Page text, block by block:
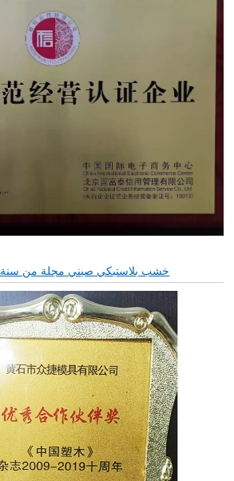
《خشب بلاستيكي صيني مجلة من سنة 2009-2019 وممنوحة